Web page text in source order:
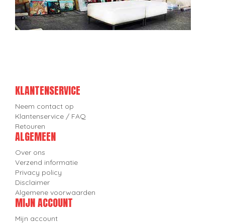
KLANTENSERVICE
Neem contact op
Klantenservice / FAQ
Retouren
ALGEMEEN
Over ons
Verzend informatie
Privacy policy
Disclaimer
Algemene voorwaarden
MIJN ACCOUNT
Mijn account